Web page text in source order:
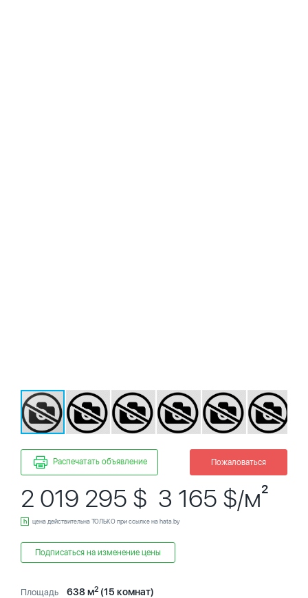
Распечатать объявление Пожаловаться
2 019 295 $ 3 165 $/м²
цена действительна ТОЛЬКО при ссылке на hata.by
Подписаться на изменение цены
Площадь 638 м2 (15 комнат)